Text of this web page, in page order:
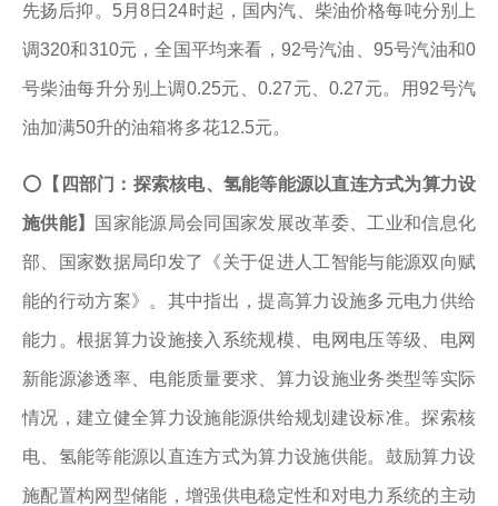
先扬后抑。5月8日24时起，国内汽、柴油价格每吨分别上
调320和310元，全国平均来看，92号汽油、95号汽油和0
号柴油每升分别上调0.25元、0.27元、0.27元。用92号汽
油加满50升的油箱将多花12.5元。
⭕ 【四部门：探索核电、氢能等能源以直连方式为算力设
施供能】 国家能源局会同国家发展改革委、工业和信息化
部、国家数据局印发了《关于促进人工智能与能源双向赋
能的行动方案》。其中指出，提高算力设施多元电力供给
能力。根据算力设施接入系统规模、电网电压等级、电网
新能源渗透率、电能质量要求、算力设施业务类型等实际
情况，建立健全算力设施能源供给规划建设标准。探索核
电、氢能等能源以直连方式为算力设施供能。鼓励算力设
施配置构网型储能，增强供电稳定性和对电力系统的主动